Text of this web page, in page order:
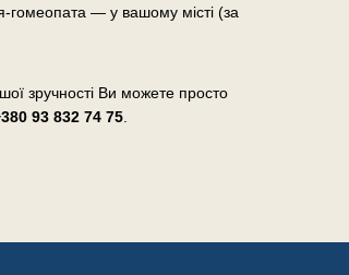
гомеопата — у вашому місті (за
зручності Ви можете просто
93 832 74 75.